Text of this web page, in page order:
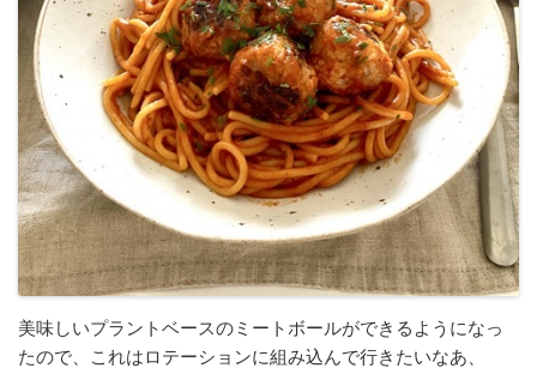
美味しいプラントベースのミートボールができるようになっ
たので、これはロテーションに組み込んで行きたいなあ、